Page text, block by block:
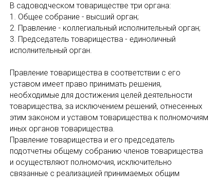
В садоводческом товариществе три органа:
1. Общее собрание - высший орган;
2. Правление - коллегиальный исполнительный орган;
3. Председатель товарищества - единоличный
исполнительный орган.
Правление товарищества в соответствии с его
уставом имеет право принимать решения,
необходимые для достижения целей деятельности
товарищества, за исключением решений, отнесенных
этим законом и уставом товарищества к полномочиям
иных органов товарищества.
Правление товарищества и его председатель
подотчетны общему собранию членов товарищества
и осуществляют полномочия, исключительно
связанные с реализацией принимаемых общим